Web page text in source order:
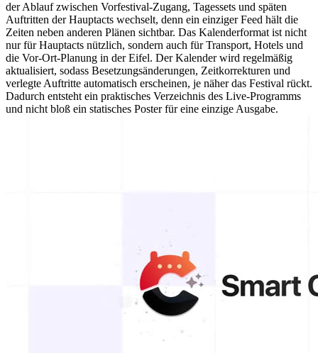
der Ablauf zwischen Vorfestival-Zugang, Tagessets und späten
Auftritten der Hauptacts wechselt, denn ein einziger Feed hält die
Zeiten neben anderen Plänen sichtbar. Das Kalenderformat ist nicht
nur für Hauptacts nützlich, sondern auch für Transport, Hotels und
die Vor-Ort-Planung in der Eifel. Der Kalender wird regelmäßig
aktualisiert, sodass Besetzungsänderungen, Zeitkorrekturen und
verlegte Auftritte automatisch erscheinen, je näher das Festival rückt.
Dadurch entsteht ein praktisches Verzeichnis des Live-Programms
und nicht bloß ein statisches Poster für eine einzige Ausgabe.